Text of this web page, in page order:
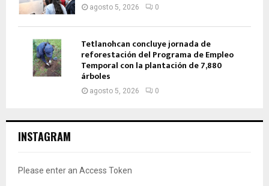
agosto 5, 2026 0
Tetlanohcan concluye jornada de
reforestación del Programa de Empleo
Temporal con la plantación de 7,880
árboles
agosto 5, 2026 0
INSTAGRAM
Please enter an Access Token